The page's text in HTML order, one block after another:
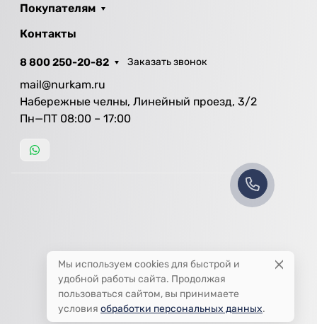
Покупателям
Контакты
8 800 250-20-82 Заказать звонок
mail@nurkam.ru
Набережные челны, Линейный проезд, 3/2
Пн—ПТ 08:00 – 17:00
Мы используем cookies для быстрой и
удобной работы сайта. Продолжая
пользоваться сайтом, вы принимаете
условия обработки персональных данных.